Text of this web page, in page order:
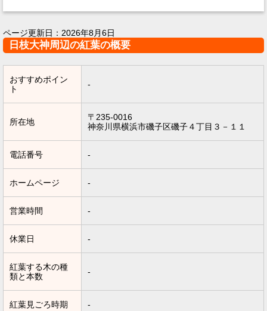
ページ更新日： 2026年8月6日
日枝大神周辺の紅葉の概要
おすすめポイン
ト
-
所在地
〒235-0016
神奈川県横浜市磯子区磯子４丁目３－１１
電話番号 -
ホームページ -
営業時間 -
休業日 -
紅葉する木の種
類と本数
-
紅葉見ごろ時期 -